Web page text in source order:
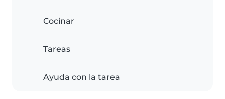
Cocinar
Tareas
Ayuda con la tarea